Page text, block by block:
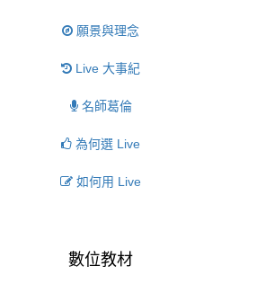
願景與理念
Live 大事紀
名師葛倫
為何選 Live
如何用 Live
數位教材